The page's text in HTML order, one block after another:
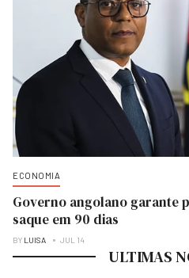
ECONOMIA
Governo angolano garante
saque em 90 dias
BY LUISA JUL 14
ULTIMAS